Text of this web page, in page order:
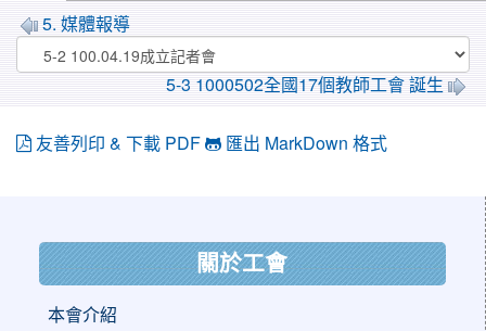
5. 媒體報導
5-3 1000502全國17個教師工會 誕生
友善列印 & 下載 PDF 匯出 MarkDown 格式
關於工會
本會介紹